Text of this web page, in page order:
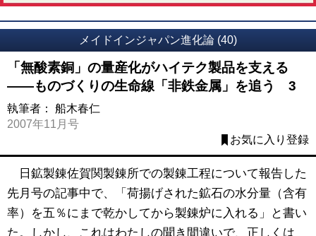
メイドインジャパン進化論 (40)
「無酸素銅」の量産化がハイテク製品を支える
――ものづくりの生命線「非鉄金属」を追う 3
執筆者： 船木春仁
2007年11月号
お気に入り登録
日鉱製錬佐賀関製錬所での製錬工程について報告した
先月号の記事中で、「荷揚げされた鉱石の水分量（含有
率）を五％にまで乾かしてから製錬炉に入れる」と書い
た。しかし、これはわたしの聞き間違いで、正しくは